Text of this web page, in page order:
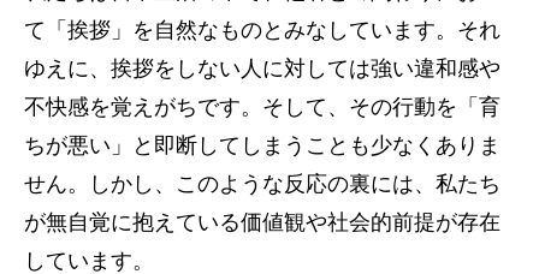
て「挨拶」を自然なものとみなしています。それ
ゆえに、挨拶をしない人に対しては強い違和感や
不快感を覚えがちです。そして、その行動を「育
ちが悪い」と即断してしまうことも少なくありま
せん。しかし、このような反応の裏には、私たち
が無自覚に抱えている価値観や社会的前提が存在
しています。